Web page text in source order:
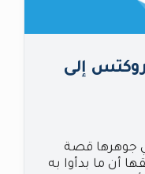
إلى
جوهرها قصة
أن ما بدأوا به